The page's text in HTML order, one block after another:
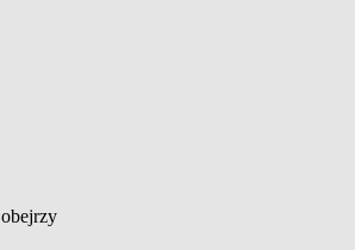
obejrzy